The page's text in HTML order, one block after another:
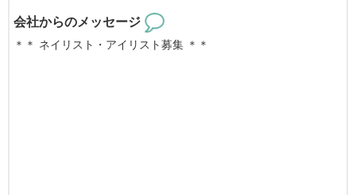
「Japanese Head Spa」は特に人気が高く、
会社からのメッセージ
＊＊ ネイリスト・アイリスト募集 ＊＊